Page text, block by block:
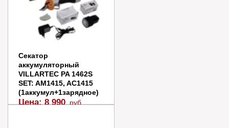
Секатор
аккумуляторный
VILLARTEC PA 1462S
SET: AM1415, AC1415
(1аккумул+1зарядное)
Цена:8 990 руб.